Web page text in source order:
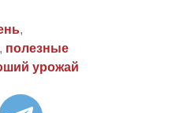
,
полезные
урожай